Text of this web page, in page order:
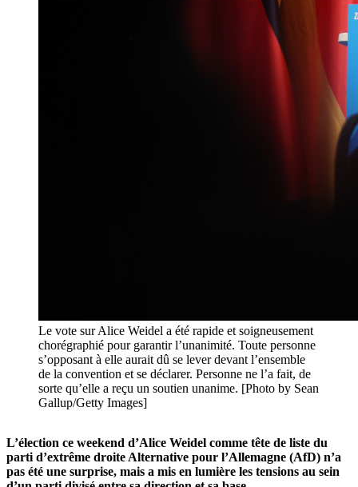
Le vote sur Alice Weidel a été rapide et soigneusement
chorégraphié pour garantir l’unanimité. Toute personne
s’opposant à elle aurait dû se lever devant l’ensemble
de la convention et se déclarer. Personne ne l’a fait, de
sorte qu’elle a reçu un soutien unanime. [Photo by Sean
Gallup/Getty Images]
L’élection ce weekend d’Alice Weidel comme tête de liste du
parti d’extrême droite Alternative pour l’Allemagne (AfD) n’a
pas été une surprise, mais a mis en lumière les tensions au sein